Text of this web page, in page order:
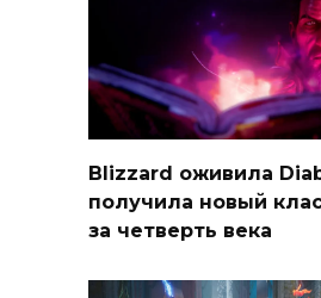
Blizzard оживила
получила новый
за четверть века